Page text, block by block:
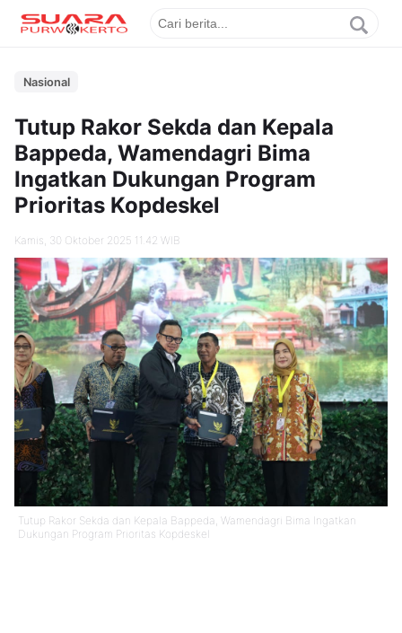
Nasional
Tutup Rakor Sekda dan Kepala
Bappeda, Wamendagri Bima
Ingatkan Dukungan Program
Prioritas Kopdeskel
Kamis, 30 Oktober 2025 11.42 WIB
Tutup Rakor Sekda dan Kepala Bappeda, Wamendagri Bima Ingatkan
Dukungan Program Prioritas Kopdeskel